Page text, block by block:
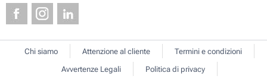
Chi siamo Attenzione al cliente
Termini e condizioni
Avvertenze Legali
Politica di privacy